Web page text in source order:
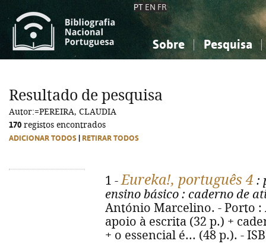
PT EN FR
Sobre Pesquisa
Ciências sociais...
Ciências sociais...
Resultado de pesquisa
Autor:=PEREIRA, CLAUDIA
170 registos encontrados
ADICIONAR TODOS RETIRAR TODOS
1 -Eureka!, português 4 :
ensino básico : caderno de
António Marcelino. - Porto :
apoio à escrita (32 p.) +
+ o essencial é... (48 p.). -